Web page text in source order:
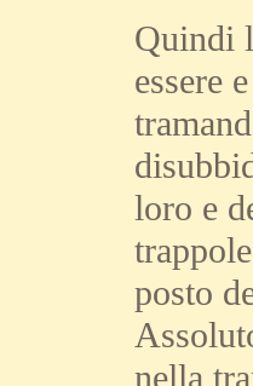
Quindi
essere
loro e
posto
nella